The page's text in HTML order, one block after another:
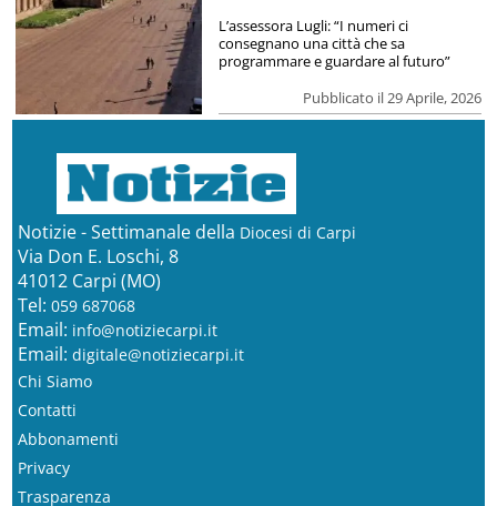
Pubblicato il 29 Aprile, 2026
L’assessora Lugli: “I numeri ci
consegnano una città che sa
programmare e guardare al futuro”
Notizie - Settimanale della Diocesi di Carpi
Via Don E. Loschi, 8
41012 Carpi (MO)
Tel: 059 687068
Email: info@notiziecarpi.it
Email: digitale@notiziecarpi.it
Chi Siamo
Contatti
Abbonamenti
Privacy
Trasparenza